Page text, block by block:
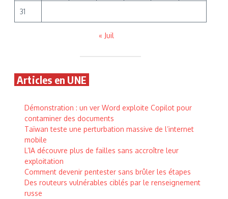
31
« Juil
Articles en UNE
Démonstration : un ver Word exploite Copilot pour
contaminer des documents
Taïwan teste une perturbation massive de l’internet
mobile
L’IA découvre plus de failles sans accroître leur
exploitation
Comment devenir pentester sans brûler les étapes
Des routeurs vulnérables ciblés par le renseignement
russe